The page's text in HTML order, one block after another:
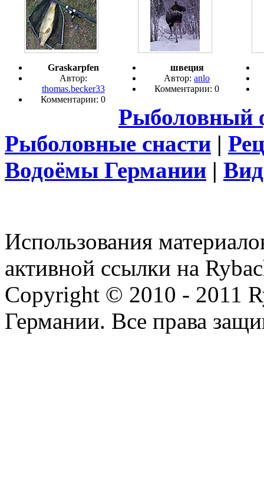
Graskarpfen
Автор:
thomas.becker33
Комментарии: 0
швеция
Автор:anlo
Комментарии: 0
Рыболовный
Рыболовные снасти |
Водоёмы Германии |
Использования
активной ссылки на
Copyright © 2010 - 2011
Германии. Все права